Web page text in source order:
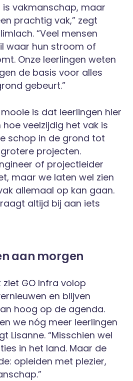
is vakmanschap, maar
prachtig vak,” zegt
“Veel mensen
waar hun stroom of
Onze leerlingen weten
de basis voor alles
gebeurt.”
mooie is dat leerlingen hier
veelzijdig het vak is
schop in de grond tot
projecten.
of projectleider
maar we laten wel zien
allemaal op kan gaan.
altijd bij aan iets
aan morgen
GO Infra volop
en blijven
hoog op de agenda.
we nóg meer leerlingen
Lisanne. “Misschien wel
in het land. Maar de
opleiden met plezier,